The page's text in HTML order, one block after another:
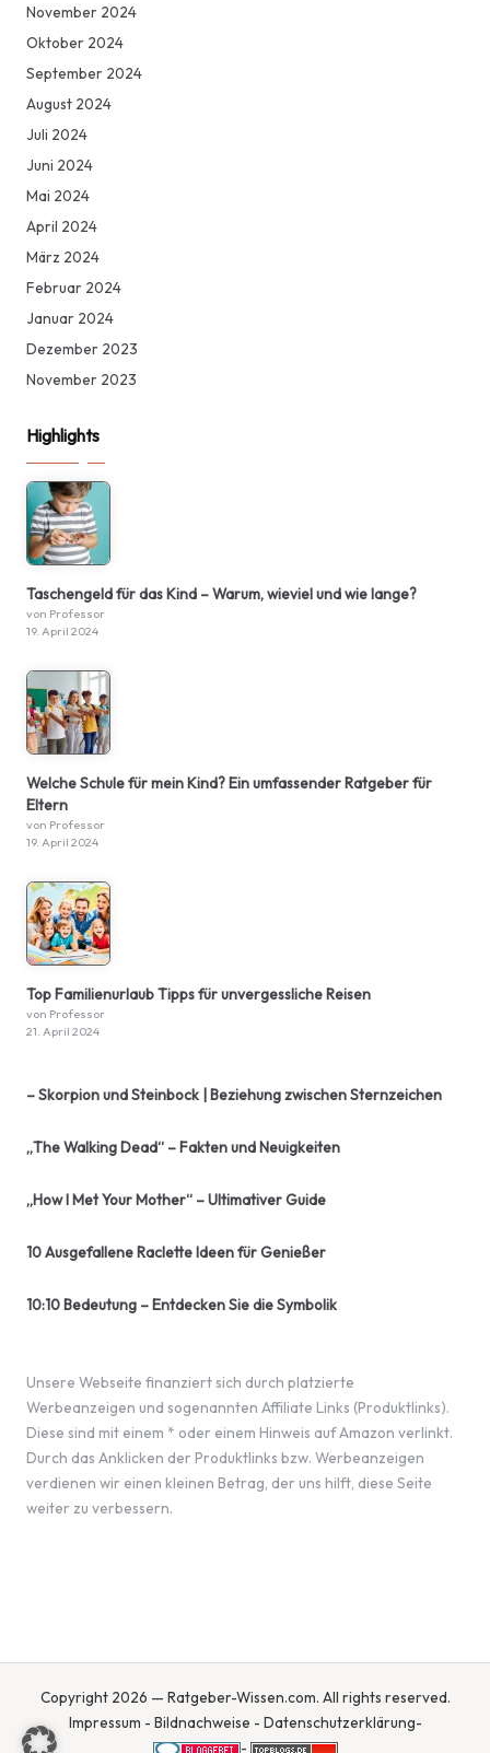
November 2024
Oktober 2024
September 2024
August 2024
Juli 2024
Juni 2024
Mai 2024
April 2024
März 2024
Februar 2024
Januar 2024
Dezember 2023
November 2023
Highlights
Taschengeld für das Kind – Warum, wieviel und wie lange?
von Professor
19. April 2024
Welche Schule für mein Kind? Ein umfassender Ratgeber für
Eltern
von Professor
19. April 2024
Top Familienurlaub Tipps für unvergessliche Reisen
von Professor
21. April 2024
– Skorpion und Steinbock | Beziehung zwischen Sternzeichen
„The Walking Dead“ – Fakten und Neuigkeiten
„How I Met Your Mother“ – Ultimativer Guide
10 Ausgefallene Raclette Ideen für Genießer
10:10 Bedeutung – Entdecken Sie die Symbolik
Unsere Webseite finanziert sich durch platzierte
Werbeanzeigen und sogenannten Affiliate Links (Produktlinks).
Diese sind mit einem * oder einem Hinweis auf Amazon verlinkt.
Durch das Anklicken der Produktlinks bzw. Werbeanzeigen
verdienen wir einen kleinen Betrag, der uns hilft, diese Seite
weiter zu verbessern.
Copyright 2026 — Ratgeber-Wissen.com. All rights reserved.
Impressum - Bildnachweise - Datenschutzerklärung-
-